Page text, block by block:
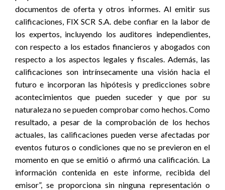
documentos de oferta y otros informes. Al emitir sus
calificaciones, FIX SCR S.A. debe confiar en la labor de
los expertos, incluyendo los auditores independientes,
con respecto a los estados financieros y abogados con
respecto a los aspectos legales y fiscales. Además, las
calificaciones son intrínsecamente una visión hacia el
futuro e incorporan las hipótesis y predicciones sobre
acontecimientos que pueden suceder y que por su
naturaleza no se pueden comprobar como hechos. Como
resultado, a pesar de la comprobación de los hechos
actuales, las calificaciones pueden verse afectadas por
eventos futuros o condiciones que no se previeron en el
momento en que se emitió o afirmó una calificación. La
información contenida en este informe, recibida del
emisor”, se proporciona sin ninguna representación o